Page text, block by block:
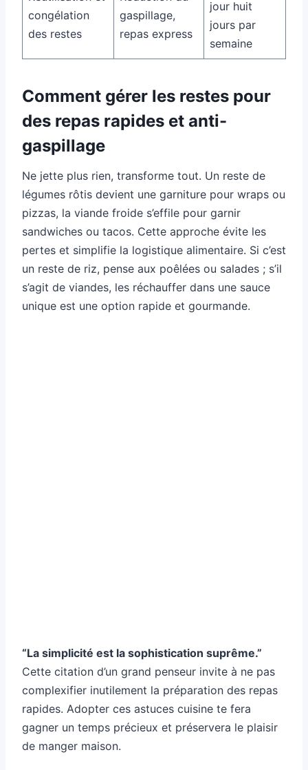
congélation
des restes
gaspillage,
repas express
jour huit
jours par
semaine
Comment gérer les restes pour
des repas rapides et anti-
gaspillage
Ne jette plus rien, transforme tout. Un reste de
légumes rôtis devient une garniture pour wraps ou
pizzas, la viande froide s’effile pour garnir
sandwiches ou tacos. Cette approche évite les
pertes et simplifie la logistique alimentaire. Si c’est
un reste de riz, pense aux poêlées ou salades ; s’il
s’agit de viandes, les réchauffer dans une sauce
unique est une option rapide et gourmande.
“La simplicité est la sophistication suprême.”
Cette citation d’un grand penseur invite à ne pas
complexifier inutilement la préparation des repas
rapides. Adopter ces astuces cuisine te fera
gagner un temps précieux et préservera le plaisir
de manger maison.